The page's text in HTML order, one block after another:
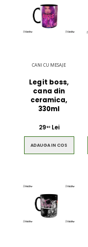
CANI CU MESAJE
Legit boss,
cana din
ceramica,
330ml
29 90Lei
ADAUGA IN COS